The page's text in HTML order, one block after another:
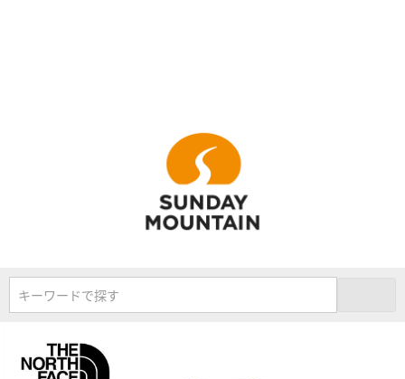
キーワードで探す